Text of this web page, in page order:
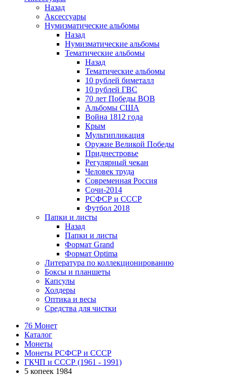
Назад
Аксессуары
Нумизматические альбомы
Назад
Нумизматические альбомы
Тематические альбомы
Назад
Тематические альбомы
10 рублей биметалл
10 рублей ГВС
70 лет Победы ВОВ
Альбомы США
Война 1812 года
Крым
Мультипликация
Оружие Великой Победы
Приднестровье
Регулярный чекан
Человек труда
Современная Россия
Сочи-2014
РСФСР и СССР
Футбол 2018
Папки и листы
Назад
Папки и листы
Формат Grand
Формат Optima
Литература по коллекционированию
Боксы и планшеты
Капсулы
Холдеры
Оптика и весы
Средства для чистки
76 Монет
Каталог
Монеты
Монеты РСФСР и СССР
ГКЧП и СССР (1961 - 1991)
5 копеек 1984